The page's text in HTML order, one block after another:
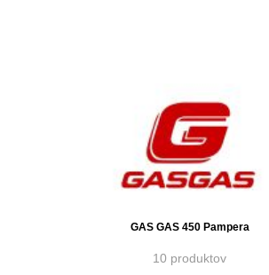
GAS GAS 450 Pampera
10 produktov